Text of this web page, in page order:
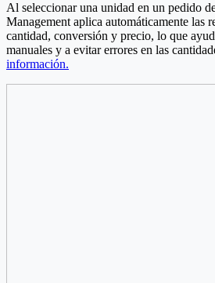
Al seleccionar una unidad en un pedido
Management aplica automáticamente las
cantidad, conversión y precio, lo que
manuales y a evitar errores en las
información.